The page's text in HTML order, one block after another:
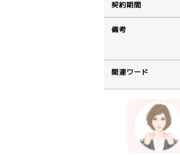
契約期間
備考
関連ワード